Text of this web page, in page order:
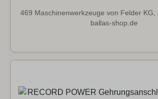
469 Maschinenwerkzeuge von Felder KG,
ballas-shop.de